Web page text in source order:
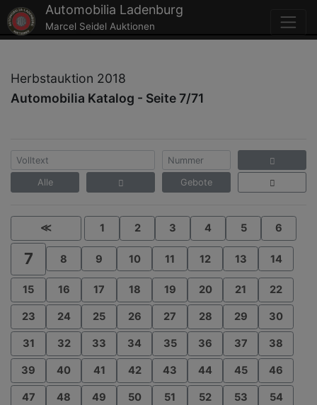
Automobilia Ladenburg
Marcel Seidel Auktionen
Herbstauktion 2018
Automobilia Katalog - Seite 7/71
Alle Gebote
≪ 1 2 3 4 5 6
7 8 9 10 11 12 13 14
15 16 17 18 19 20 21 22
23 24 25 26 27 28 29 30
31 32 33 34 35 36 37 38
39 40 41 42 43 44 45 46
47 48 49 50 51 52 53 54